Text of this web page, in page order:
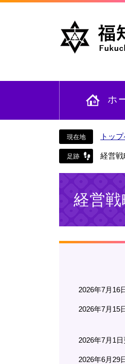
文
ホ
トッ
経営戦
経営戦
2026年7月16
2026年7月15
2026年7月1
2026年6月29